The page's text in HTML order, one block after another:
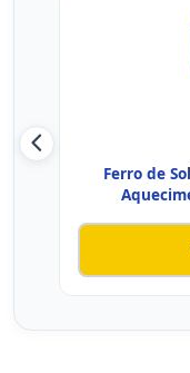
Ferro de